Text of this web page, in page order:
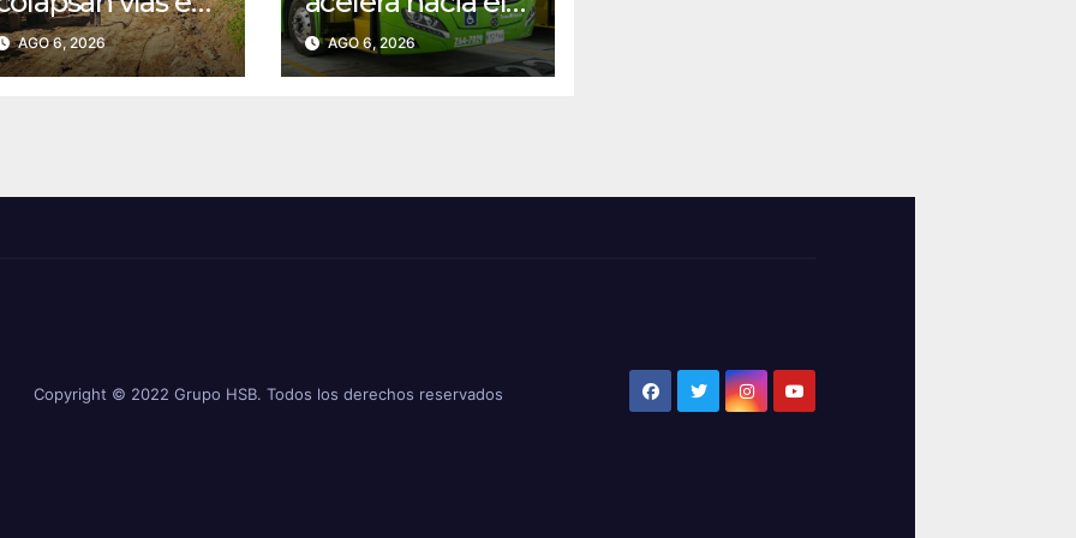
occidente:
despliega
AGO 6, 2026
futuro: ciudades
multiplican
AGO 6, 2026
Copyright © 2022 Grupo HSB. Todos los derechos reservados